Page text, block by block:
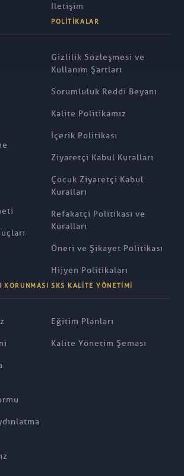
İletişim
POLITIKALAR
Gizlilik Sözleşmesi ve
Kullanım Şartları
Sorumluluk Reddi Beyanı
Kalite Politikamız
İçerik Politikası
Ziyaretçi Kabul Kuralları
Çocuk Ziyaretçi Kabul
Kuralları
Refakatçi Politikası ve
Kuralları
Öneri ve Şikayet Politikası
Hijyen Politikaları
KORUNMASI SKS KALITE YÖNETIMI
Eğitim Planları
Kalite Yönetim Şeması